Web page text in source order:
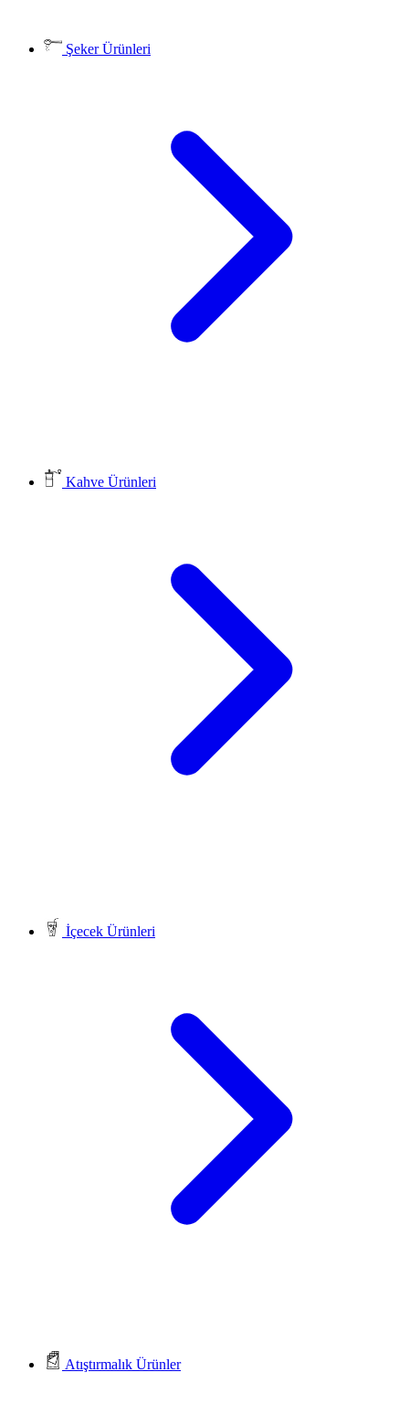
Şeker Ürünleri
Kahve Ürünleri
İçecek Ürünleri
Atıştırmalık Ürünler